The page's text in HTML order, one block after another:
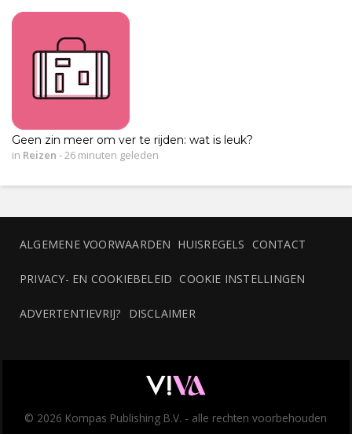
Geen zin meer om ver te rijden: wat is leuk?
in Reizen - 26 minuten geleden
ALGEMENE VOORWAARDEN HUISREGELS CONTACT
PRIVACY- EN COOKIEBELEID COOKIE INSTELLINGEN
ADVERTENTIEVRIJ? DISCLAIMER
© 2026 Kompas Publishing B.V. - alle rechten voorbehouden